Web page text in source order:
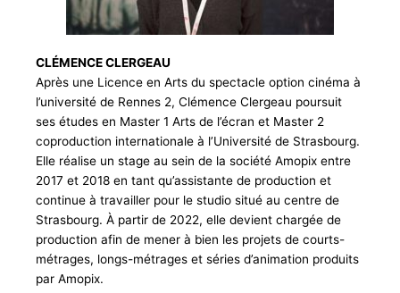
CLÉMENCE CLERGEAU
Après une Licence en Arts du spectacle option cinéma à
l’université de Rennes 2, Clémence Clergeau poursuit
ses études en Master 1 Arts de l’écran et Master 2
coproduction internationale à l’Université de Strasbourg.
Elle réalise un stage au sein de la société Amopix entre
2017 et 2018 en tant qu’assistante de production et
continue à travailler pour le studio situé au centre de
Strasbourg. À partir de 2022, elle devient chargée de
production afin de mener à bien les projets de courts-
métrages, longs-métrages et séries d’animation produits
par Amopix.